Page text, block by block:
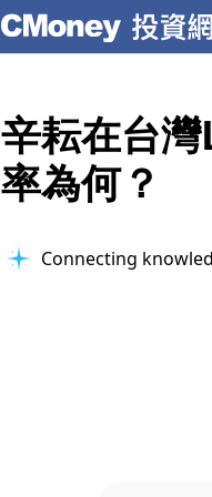
辛耘在台
率為何？
Connecting